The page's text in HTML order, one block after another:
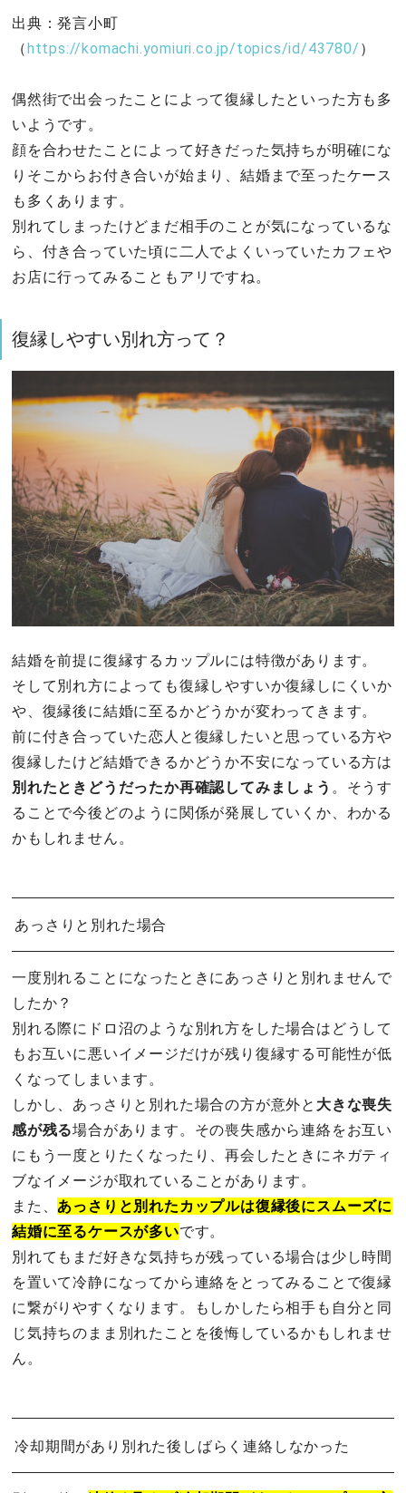
出典：発言小町
（https://komachi.yomiuri.co.jp/topics/id/43780/ ）
偶然街で出会ったことによって復縁したといった方も多
いようです。
顔を合わせたことによって好きだった気持ちが明確にな
りそこからお付き合いが始まり、結婚まで至ったケース
も多くあります。
別れてしまったけどまだ相手のことが気になっているな
ら、付き合っていた頃に二人でよくいっていたカフェや
お店に行ってみることもアリですね。
復縁しやすい別れ方って？
結婚を前提に復縁するカップルには特徴があります。
そして別れ方によっても復縁しやすいか復縁しにくいか
や、復縁後に結婚に至るかどうかが変わってきます。
前に付き合っていた恋人と復縁したいと思っている方や
復縁したけど結婚できるかどうか不安になっている方は
別れたときどうだったか再確認してみましょう 。そうす
ることで今後どのように関係が発展していくか、わかる
かもしれません。
あっさりと別れた場合
一度別れることになったときにあっさりと別れませんで
したか？
別れる際にドロ沼のような別れ方をした場合はどうして
もお互いに悪いイメージだけが残り復縁する可能性が低
くなってしまいます。
しかし、あっさりと別れた場合の方が意外と 大きな喪失
感が残る場合があります。その喪失感から連絡をお互い
にもう一度とりたくなったり、再会したときにネガティ
ブなイメージが取れていることがあります。
また、 あっさりと別れたカップルは復縁後にスムーズに
結婚に至るケースが多いです。
別れてもまだ好きな気持ちが残っている場合は少し時間
を置いて冷静になってから連絡をとってみることで復縁
に繋がりやすくなります。もしかしたら相手も自分と同
じ気持ちのまま別れたことを後悔しているかもしれませ
ん。
冷却期間があり別れた後しばらく連絡しなかった